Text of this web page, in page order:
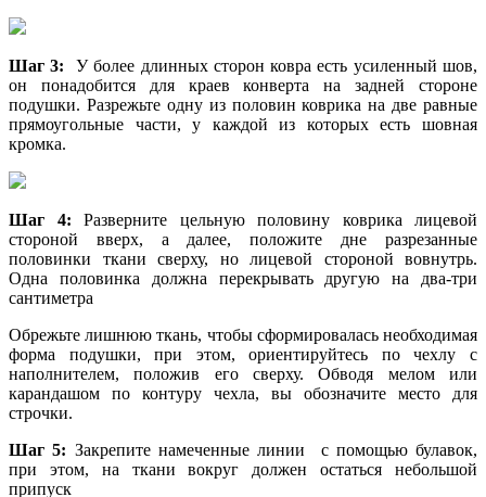
Шаг 3:
У более длинных сторон ковра есть усиленный шов,
он понадобится для краев конверта на задней стороне
подушки. Разрежьте одну из половин коврика на две равные
прямоугольные части, у каждой из которых есть шовная
кромка.
Шаг 4: Разверните цельную половину коврика лицевой
стороной вверх, а далее, положите дне разрезанные
половинки ткани сверху, но лицевой стороной вовнутрь.
Одна половинка должна перекрывать другую на два-три
сантиметра
Обрежьте лишнюю ткань, чтобы сформировалась необходимая
форма подушки, при этом, ориентируйтесь по чехлу с
наполнителем, положив его сверху. Обводя мелом или
карандашом по контуру чехла, вы обозначите место для
строчки.
Шаг 5: Закрепите намеченные линии с помощью булавок,
при этом, на ткани вокруг должен остаться небольшой
припуск